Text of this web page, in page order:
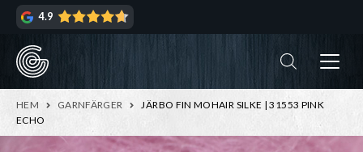
Hoppa
navigering
Hoppa
innehåll
4.9
HEM GARNFÄRGER
JÄRBO FIN MOHAIR SILKE | 31553 PINK
ECHO